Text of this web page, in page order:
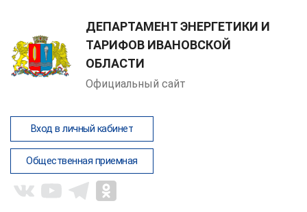
ДЕПАРТАМЕНТ ЭНЕРГЕТИКИ И
ТАРИФОВ ИВАНОВСКОЙ
ОБЛАСТИ
Официальный сайт
Вход в личный кабинет
Общественная приемная